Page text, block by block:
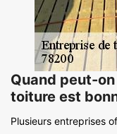
Quand peut-
toiture est
Plusieurs entreprises